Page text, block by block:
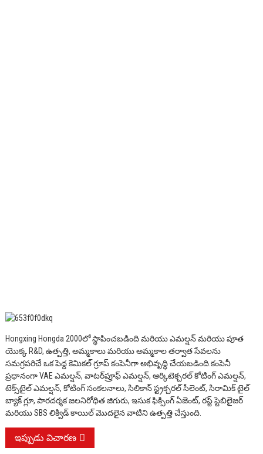
Hongxing Hongda 2000లో స్థాపించబడింది మరియు ఎమల్షన్ మరియు పూత
యొక్క R&D, ఉత్పత్తి, అమ్మకాలు మరియు అమ్మకాల తర్వాత సేవలను
సమగ్రపరిచే ఒక పెద్ద కెమికల్ గ్రూప్ కంపెనీగా అభివృద్ధి చేయబడింది.కంపెనీ
ప్రధానంగా VAE ఎమల్షన్, వాటర్‌ప్రూఫ్ ఎమల్షన్, ఆర్కిటెక్చరల్ కోటింగ్ ఎమల్షన్,
టెక్స్‌టైల్ ఎమల్షన్, కోటింగ్ సంకలనాలు, సిలికాన్ స్ట్రక్చరల్ సీలెంట్, సిరామిక్ టైల్
బ్యాక్ గ్లూ, పారదర్శక జలనిరోధిత జిగురు, ఇసుక ఫిక్సింగ్ ఏజెంట్, రస్ట్ స్టెబిలైజర్
మరియు SBS లిక్విడ్ కాయిల్ మొదలైన వాటిని ఉత్పత్తి చేస్తుంది.
ఇప్పుడు విచారణ